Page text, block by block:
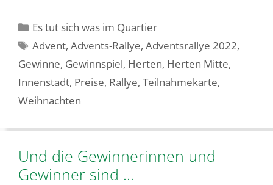
Kategorien
Es tut sich was im Quartier
Schlagwörter
Advent,Advents-Rallye,Adventsrallye 2022,
Gewinne, Gewinnspiel, Herten, Herten Mitte,
Innenstadt, Preise, Rallye, Teilnahmekarte,
Weihnachten
Und die Gewinnerinnen und
Gewinner sind …